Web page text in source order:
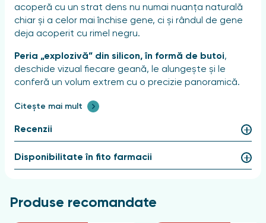
acoperă cu un strat dens nu numai nuanța naturală
chiar și a celor mai închise gene, ci și rândul de gene
deja acoperit cu rimel negru.
Peria „explozivă” din silicon, în formă de butoi,
deschide vizual fiecare geană, le alungește și le
conferă un volum extrem cu o precizie panoramică.
Forma ergonomică a periuței
prelungește la maximum „efectul de frumusețe al
genelor” impecabil.
Mod de utilizare
Aplicați rimelul cu mișcări de întindere de la baza
genelor către vârfuri. Dacă este necesar, aplicați un
Citește mai mult
Recenzii
Disponibilitate în fito farmacii
Produse recomandate